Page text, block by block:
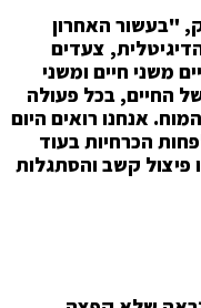
"בעשור האחרון
צעדים
משני חיים ומשני
החיים, בכל פעולה
אנחנו רואים היום
הכרחיות בעוד
פיצול קשב והסתגלות